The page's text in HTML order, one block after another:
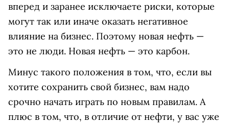
вперед и заранее исключаете риски, которые
могут так или иначе оказать негативное
влияние на бизнес. Поэтому новая нефть —
это не люди. Новая нефть — это карбон.
Минус такого положения в том, что, если вы
хотите сохранить свой бизнес, вам надо
срочно начать играть по новым правилам. А
плюс в том, что, в отличие от нефти, у вас уже